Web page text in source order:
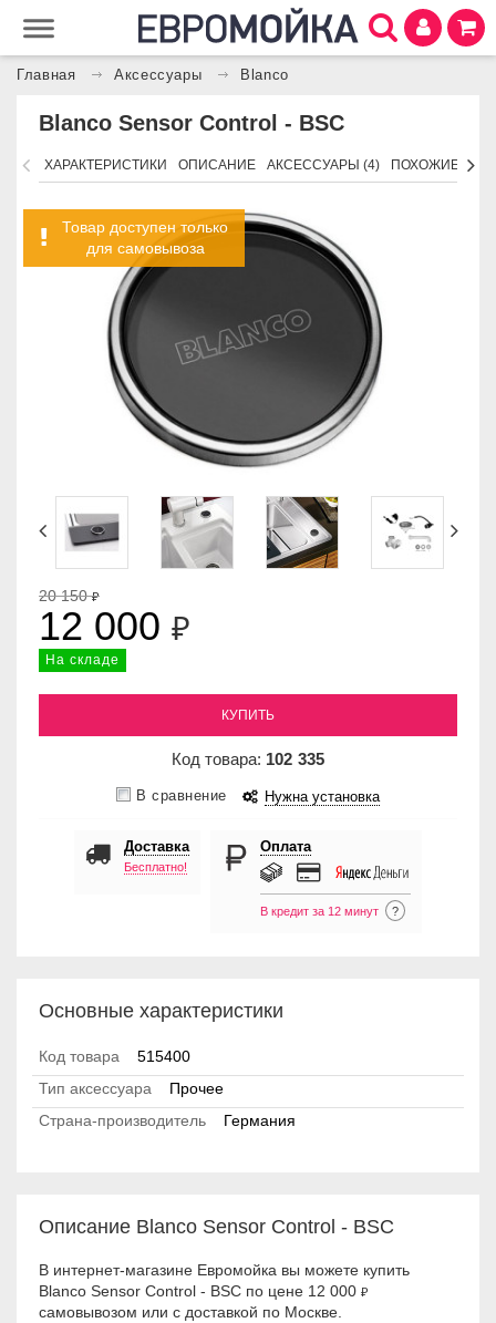
Главная Аксессуары Blanco
Blanco Sensor Control - BSC
ХАРАКТЕРИСТИКИ ОПИСАНИЕ АКСЕССУАРЫ (4) ПОХОЖИЕ
Товар доступен только
для самовывоза
20 150₽
12 000 ₽
На складе
КУПИТЬ
Код товара: 102 335
В сравнение Нужна установка
Доставка
Бесплатно!
Оплата
В кредит за 12 минут ?
Основные характеристики
Код товара
515400
Тип аксессуара
Прочее
Страна-производитель
Германия
Описание Blanco Sensor Control - BSC
В интернет-магазине Евромойка вы можете купить
Blanco Sensor Control - BSC по цене 12 000 ₽
самовывозом или с доставкой по Москве.